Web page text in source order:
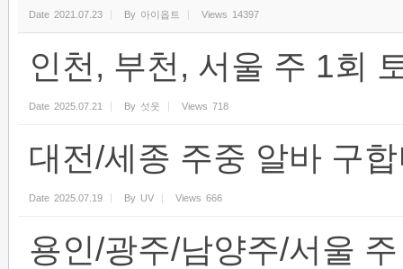
Date 2021.07.23 By 아이옵트 Views 14397
인천, 부천, 서울 주 1회
Date 2025.07.21 By 섯웃 Views 718
대전/세종 주중 알바 구
Date 2025.07.19 By UV Views 666
용인/광주/남양주/서울